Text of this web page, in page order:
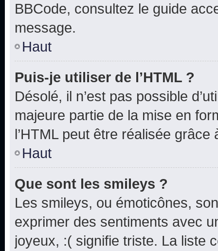
BBCode, consultez le guide
message.
Haut
Puis-je utiliser de l’HTML ?
Désolé, il n’est pas possible
majeure partie de la mise en
l’HTML peut être réalisée grâce
Haut
Que sont les smileys ?
Les smileys, ou émoticônes,
exprimer des sentiments avec
joyeux, :( signifie triste. La liste